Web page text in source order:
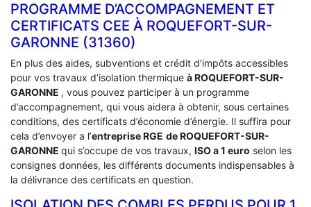
PROGRAMME D’ACCOMPAGNEMENT ET
CERTIFICATS CEE À ‎ROQUEFORT-SUR-
GARONNE (31360)
En plus des aides, subventions et crédit d’impôts accessibles
pour vos travaux d’isolation thermique à ROQUEFORT-SUR-
GARONNE , vous pouvez participer à un programme
d’accompagnement, qui vous aidera à obtenir, sous certaines
conditions, des certificats d’économie d’énergie. Il suffira pour
cela d’envoyer a l’entreprise RGE de ROQUEFORT-SUR-
GARONNE qui s’occupe de vos travaux, ISO a 1 euro selon les
consignes données, les différents documents indispensables à
la délivrance des certificats en question.